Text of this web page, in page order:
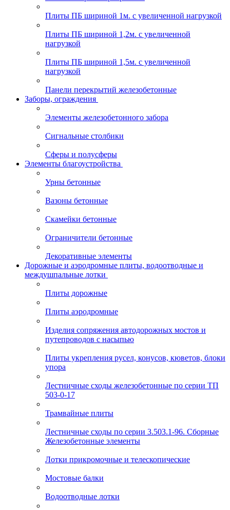
Плиты ПБ шириной 1м. с увеличенной нагрузкой
Плиты ПБ шириной 1,2м. с увеличенной
нагрузкой
Плиты ПБ шириной 1,5м. с увеличенной
нагрузкой
Панели перекрытий железобетонные
Заборы, ограждения
Элементы железобетонного забора
Сигнальные столбики
Сферы и полусферы
Элементы благоустройства
Урны бетонные
Вазоны бетонные
Скамейки бетонные
Ограничители бетонные
Декоративные элементы
Дорожные и аэродромные плиты, водоотводные и
междушпальные лотки
Плиты дорожные
Плиты аэродромные
Изделия сопряжения автодорожных мостов и
путепроводов с насыпью
Плиты укрепления русел, конусов, кюветов, блоки
упора
Лестничные сходы железобетонные по серии ТП
503-0-17
Трамвайные плиты
Лестничные сходы по серии 3.503.1-96. Сборные
Железобетонные элементы
Лотки прикромочные и телескопические
Мостовые балки
Водоотводные лотки